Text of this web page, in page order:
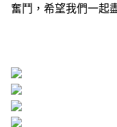
奮鬥，希望我們一起